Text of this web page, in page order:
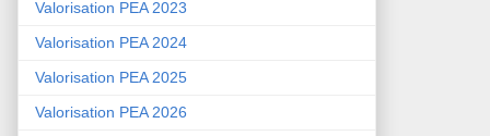
Valorisation PEA 2023
Valorisation PEA 2024
Valorisation PEA 2025
Valorisation PEA 2026